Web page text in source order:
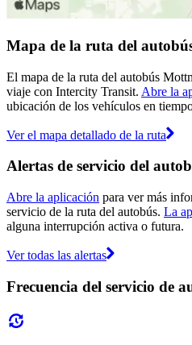
Mapa de la ruta del
El mapa de la ruta del autobús
viaje con Intercity Transit. Abre la
ubicación de los vehículos en
Ver el mapa detallado de la ruta
Alertas de servicio del
Abre la aplicación para ver más
servicio de la ruta del autobús. La
alguna interrupción activa o futura.
Ver todas las alertas
Frecuencia del servicio de